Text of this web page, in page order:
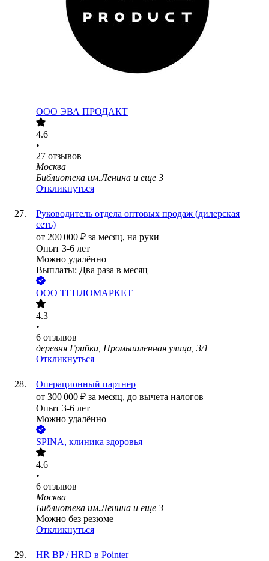
ООО ЭВА ПРОДАКТ
4.6
•
27 отзывов
Москва
Библиотека им.Ленина и еще 3
Откликнуться
Руководитель отдела оптовых продаж (дилерская
сеть)
от 200 000 ₽ за месяц, на руки
Опыт 3-6 лет
Можно удалённо
Выплаты: Два раза в месяц
ООО ТЕПЛОМАРКЕТ
4.3
•
6 отзывов
деревня Грибки, Промышленная улица, 3/1
Откликнуться
Операционный партнер
от 300 000 ₽ за месяц, до вычета налогов
Опыт 3-6 лет
Можно удалённо
SPINA, клиника здоровья
4.6
•
6 отзывов
Москва
Библиотека им.Ленина и еще 3
Можно без резюме
Откликнуться
HR BP / HRD в Pointer